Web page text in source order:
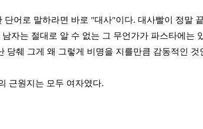
어로 말하라면 바로 "대사"이다. 대사빨이 정말
자는 절대로 알 수 없는 그 무언가가 파스타에는
췌 그게 왜 그렇게 비명을 지를만큼 감동적인 것
근원지는 모두 여자였다.